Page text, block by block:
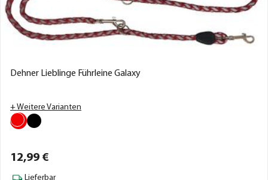
Dehner Lieblinge Führleine Galaxy
+ Weitere Varianten
12,99 €
Lieferbar